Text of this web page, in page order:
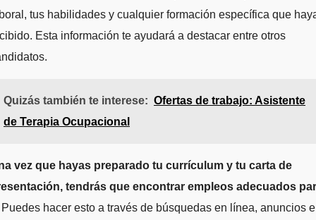
tus habilidades y cualquier formación específica que
Esta información te ayudará a destacar entre otros
Quizás también te interese: Ofertas de trabajo: Asistente
de Terapia Ocupacional
vez que hayas preparado tu currículum y tu carta de
tendrás que encontrar empleos adecuados
hacer esto a través de búsquedas en línea, anuncios